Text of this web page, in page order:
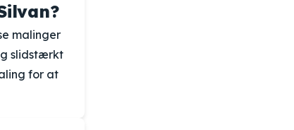
malinger
slidstærkt
for at